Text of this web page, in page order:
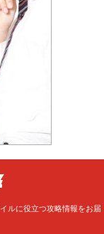
ルに役立つ攻略情報をお届